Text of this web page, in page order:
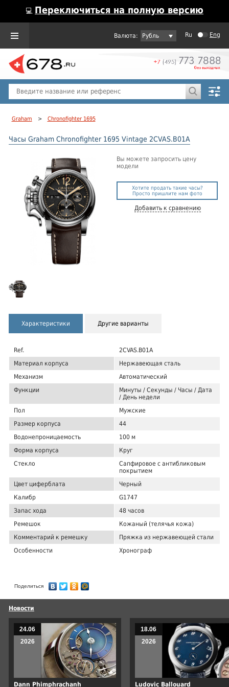
💻 Переключиться на полную версию
Рубль Ru Eng
Graham > Chronofighter 1695
Часы Graham Chronofighter 1695 Vintage 2CVAS.B01A
Вы можете запросить цену
модели
Хотите продать такие часы?
Просто пришлите нам фото
Добавить к сравнению
Характеристики Другие варианты
Ref.
2CVAS.B01A
Материал корпуса
Нержавеющая сталь
Механизм
Автоматический
Функции
Минуты / Секунды / Часы / Дата
/ День недели
Пол
Мужские
Размер корпуса
44
Водонепроницаемость
100 м
Форма корпуса
Круг
Стекло
Сапфировое с антибликовым
покрытием
Цвет циферблата
Черный
Калибр
G1747
Запас хода
48 часов
Ремешок
Кожаный (телячья кожа)
Комментарий к ремешку
Пряжка из нержавеющей стали
Особенности
Хронограф
Поделиться
Новости
24.06
2026
Dann Phimphrachanh
18.06
2026
Ludovic Ballouard